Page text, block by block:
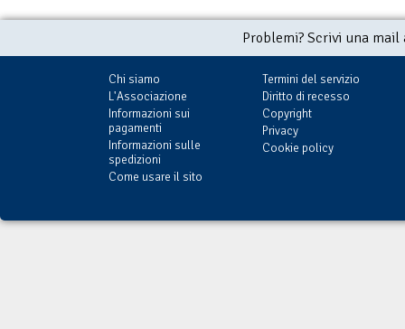
Problemi? Scrivi una
Chi siamo
L'Associazione
Informazioni sui
pagamenti
Informazioni sulle
spedizioni
Come usare il sito
Termini del servizio
Diritto di recesso
Copyright
Privacy
Cookie policy